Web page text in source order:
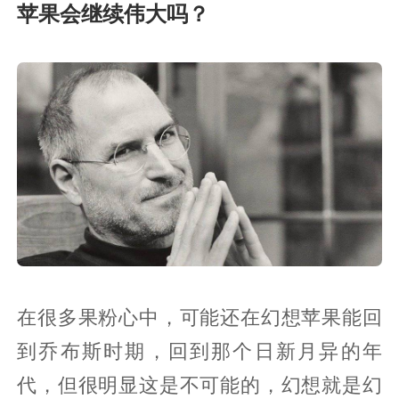
苹果会继续伟大吗？
在很多果粉心中，可能还在幻想苹果能回
到乔布斯时期，回到那个日新月异的年
代，但很明显这是不可能的，幻想就是幻